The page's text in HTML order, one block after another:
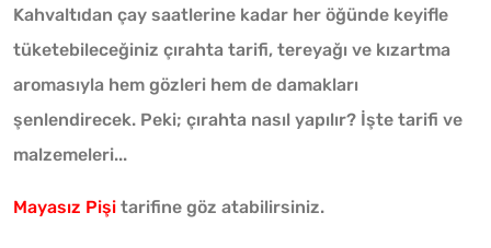
Kahvaltıdan çay saatlerine kadar her öğünde keyifle
tüketebileceğiniz çırahta tarifi, tereyağı ve kızartma
aromasıyla hem gözleri hem de damakları
şenlendirecek. Peki; çırahta nasıl yapılır? İşte tarifi ve
malzemeleri...
Mayasız Pişi tarifine göz atabilirsiniz.